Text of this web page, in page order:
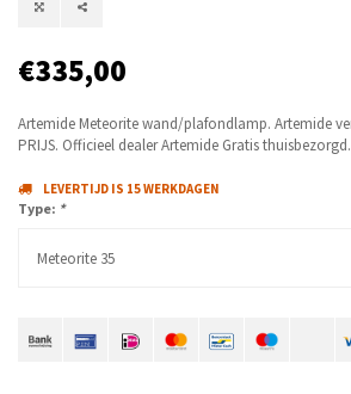
€335,00
Artemide Meteorite wand/plafondlamp. Artemide
PRIJS. Officieel dealer Artemide Gratis
LEVERTIJD IS 15 WERKDAGEN
Type: *
Meteorite 35